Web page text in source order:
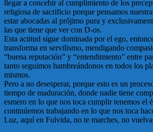
llegar a concebir al cumplimiento de los
religiosa de sacrificio porque pensamos
estar abocadas al prójimo pura y
las que tiene que ver con D-os.
Esta actitud sigue dominada por el ego,
transforma en servilismo, mendigando
“buena reputación” y “entendimiento” entre
tanto seguimos hambreándonos en todos los
mismos.
Pero a no desesperar, porque esto es un
tiempo de maduración, donde nadie tiene
esmero en lo que nos toca cumplir tenemos el
continúemos trabajando en lo que nos toca
Luz, aquí en Fulvida, no te marches, no